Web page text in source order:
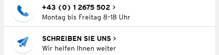
+43 (0) 1 2675 502
Montag bis Freitag 8–18 Uhr
SCHREIBEN SIE UNS
Wir helfen Ihnen weiter